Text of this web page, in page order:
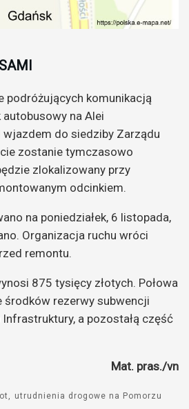
podróżujących komunikacją
na Alei
wjazdem do siedziby Zarządu
zostanie tymczasowo
zlokalizowany przy
odcinkiem.
na poniedziałek, 6 listopada,
Organizacja ruchu wróci
remontu.
875 tysięcy złotych. Połowa
rezerwy subwencji
a pozostałą część
Mat. pras./vn
utrudnienia drogowe na Pomorzu